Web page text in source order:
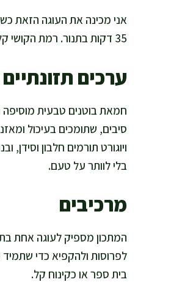
35 דקות בתנור. רמת הקושי קלה, כי מערבבים קערה אחת ואופים, בלי מיקסר ובלי טכניקות מסובכות.
ערכים
חמאת בוטנים טבעית מוסיפה
סיבים, שתומכים בעיכול
ויוגורט תורמים חלבון
בלי לוותר על טעם.
מרכיבים
לפרוסות ולהקפיא כדי
בית ספר או כקינוח קל.